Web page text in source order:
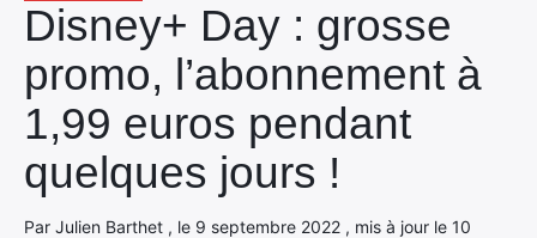
Disney+ Day : grosse
promo, l’abonnement à
1,99 euros pendant
quelques jours !
Par Julien Barthet , le 9 septembre 2022 , mis à jour le 10